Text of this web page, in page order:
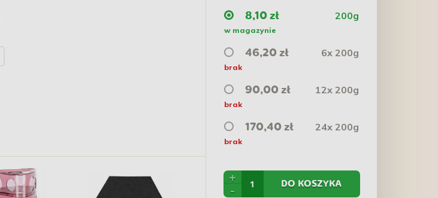
8,10 zł 200g
w magazynie
46,20 zł 6x 200g
brak
90,00 zł 12x 200g
brak
170,40 zł 24x 200g
brak
+
-
DO KOSZYKA